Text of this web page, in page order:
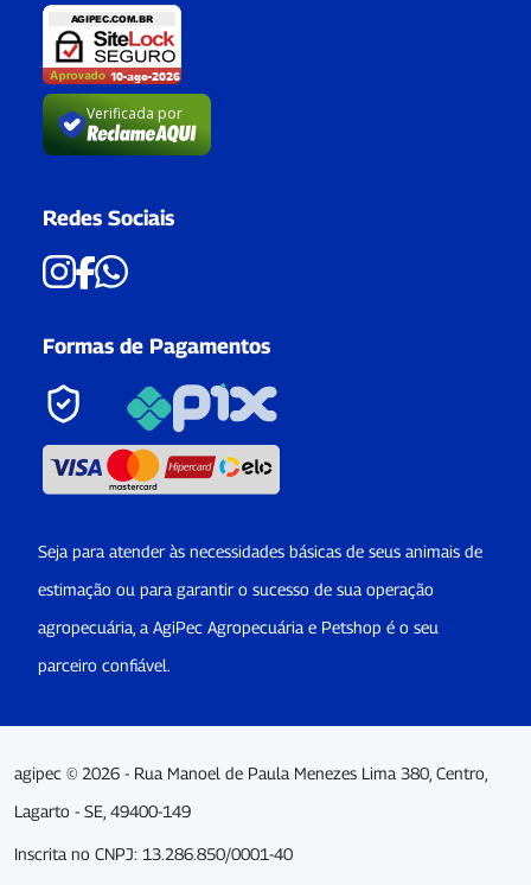
Verificada por
Redes Sociais
Formas de Pagamentos
Seja para atender às necessidades básicas de seus animais de
estimação ou para garantir o sucesso de sua operação
agropecuária, a AgiPec Agropecuária e Petshop é o seu
parceiro confiável.
agipec © 2026 - Rua Manoel de Paula Menezes Lima 380, Centro,
Lagarto - SE, 49400-149
Inscrita no CNPJ: 13.286.850/0001-40